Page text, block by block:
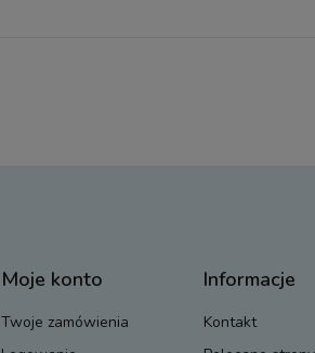
Moje konto
Twoje zamówienia
Informacje
Kontakt